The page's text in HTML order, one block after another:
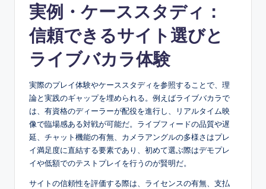
実例・ケーススタディ：
信頼できるサイト選びと
ライブバカラ体験
実際のプレイ体験やケーススタディを参照することで、理
論と実践のギャップを埋められる。例えばライブバカラで
は、有資格のディーラーが配役を進行し、リアルタイム映
像で臨場感ある対戦が可能だ。ライブフィードの品質や遅
延、チャット機能の有無、カメラアングルの多様さはプレ
イ満足度に直結する要素であり、初めて選ぶ際はデモプレ
イや低額でのテストプレイを行うのが賢明だ。
サイトの信頼性を評価する際は、ライセンスの有無、支払